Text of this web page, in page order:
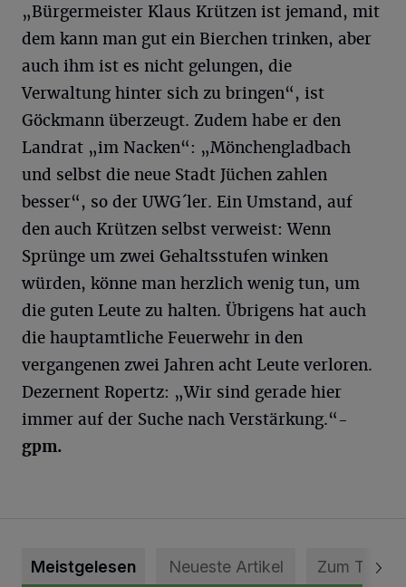
„Bürgermeister Klaus Krützen ist jemand, mit
dem kann man gut ein Bierchen trinken, aber
auch ihm ist es nicht gelungen, die
Verwaltung hinter sich zu bringen“, ist
Göckmann überzeugt. Zudem habe er den
Landrat „im Nacken“: „Mönchengladbach
und selbst die neue Stadt Jüchen zahlen
besser“, so der UWG´ler. Ein Umstand, auf
den auch Krützen selbst verweist: Wenn
Sprünge um zwei Gehaltsstufen winken
würden, könne man herzlich wenig tun, um
die guten Leute zu halten. Übrigens hat auch
die hauptamtliche Feuerwehr in den
vergangenen zwei Jahren acht Leute verloren.
Dezernent Ropertz: „Wir sind gerade hier
immer auf der Suche nach Verstärkung.“-
gpm.
Meistgelesen Neueste Artikel Zum Thema